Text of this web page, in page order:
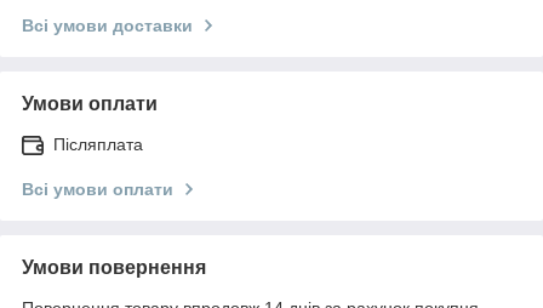
Всі умови доставки
Умови оплати
Післяплата
Всі умови оплати
Умови повернення